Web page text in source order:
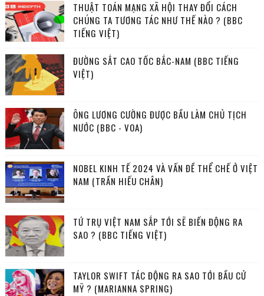
THUẬT TOÁN MẠNG XÃ HỘI THAY ĐỔI CÁCH
CHÚNG TA TƯƠNG TÁC NHƯ THẾ NÀO ? (BBC
TIẾNG VIỆT)
ĐƯỜNG SẮT CAO TỐC BẮC-NAM (BBC TIẾNG
VIỆT)
ÔNG LƯƠNG CƯỜNG ĐƯỢC BẦU LÀM CHỦ TỊCH
NƯỚC (BBC - VOA)
NOBEL KINH TẾ 2024 VÀ VẤN ĐỀ THỂ CHẾ Ở VIỆT
NAM (TRẦN HIẾU CHÂN)
TỨ TRỤ VIỆT NAM SẮP TỚI SẼ BIẾN ĐỘNG RA
SAO ? (BBC TIẾNG VIỆT)
TAYLOR SWIFT TÁC ĐỘNG RA SAO TỚI BẦU CỬ
MỸ ? (MARIANNA SPRING)